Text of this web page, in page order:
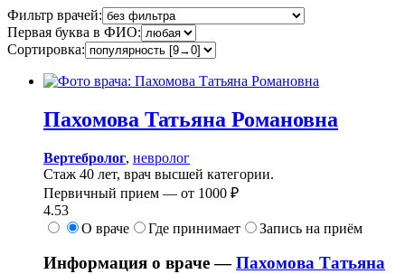
Фильтр врачей:
Первая буква в ФИО:
Сортировка:
Пахомова Татьяна Романовна
Вертебролог, невролог
Стаж 40 лет, врач высшей категории.
Первичный прием — от 1000 ₽
4.53
О враче
Где принимает Запись на приём
Информация о враче —Пахомова Татьяна